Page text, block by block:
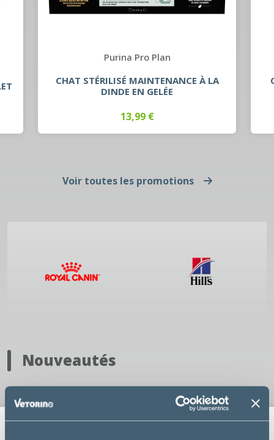
Purina Pro Plan
CHAT STÉRILISÉ MAINTENANCE À LA
DINDE EN GELÉE
13,99 €
Voir toutes les promotions
Nouveautés